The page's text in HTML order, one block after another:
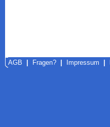
AGB Fragen? Impressum